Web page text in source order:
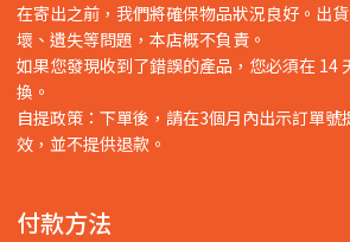
在寄出之前，我們將確保物品狀況良好。出
壞、遺失等問題，本店概不負責。
如果您發現收到了錯誤的產品，您必須在 14
換。
自提政策：下單後，請在3個月內出示訂單號
效，並不提供退款。
付款方法